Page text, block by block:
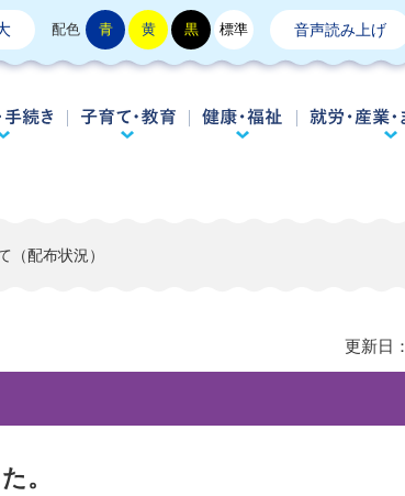
配色 青 黄 黒 標準 音声読み上げ
犯・災害情報くらし・手続き子育て・教育 健康・福祉
（配布状況）
更新日：
。